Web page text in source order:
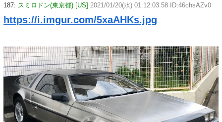
187: スミロドン(東京都) [US] 2021/01/20(水) 01:12:03.58 ID:46chsAZv0
https://i.imgur.com/5xaAHKs.jpg